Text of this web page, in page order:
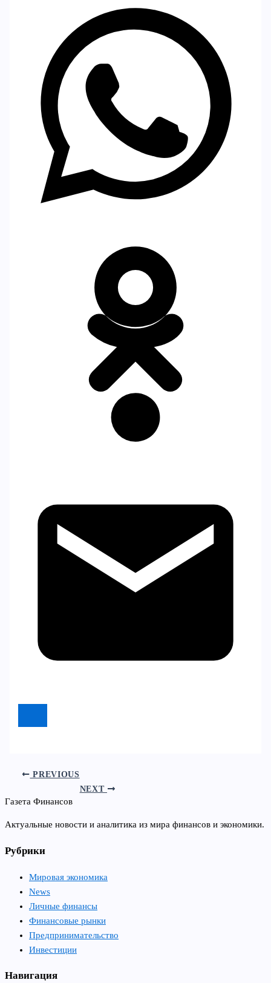
PREVIOUS
NEXT
Газета Финансов
Актуальные новости и аналитика из мира финансов и экономики.
Рубрики
Мировая экономика
News
Личные финансы
Финансовые рынки
Предпринимательство
Инвестиции
Навигация